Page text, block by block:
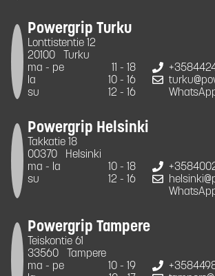
Powergrip Turku
Lonttistentie 12
20100
Turku
ma - pe
11 - 18
la
10 - 16
su
12 - 16
Powergrip Helsinki
Takkatie 18
00370
Helsinki
ma - la
10 - 18
su
12 - 16
Powergrip Tampere
Teiskontie 61
33560
Tampere
ma - pe
10 - 19